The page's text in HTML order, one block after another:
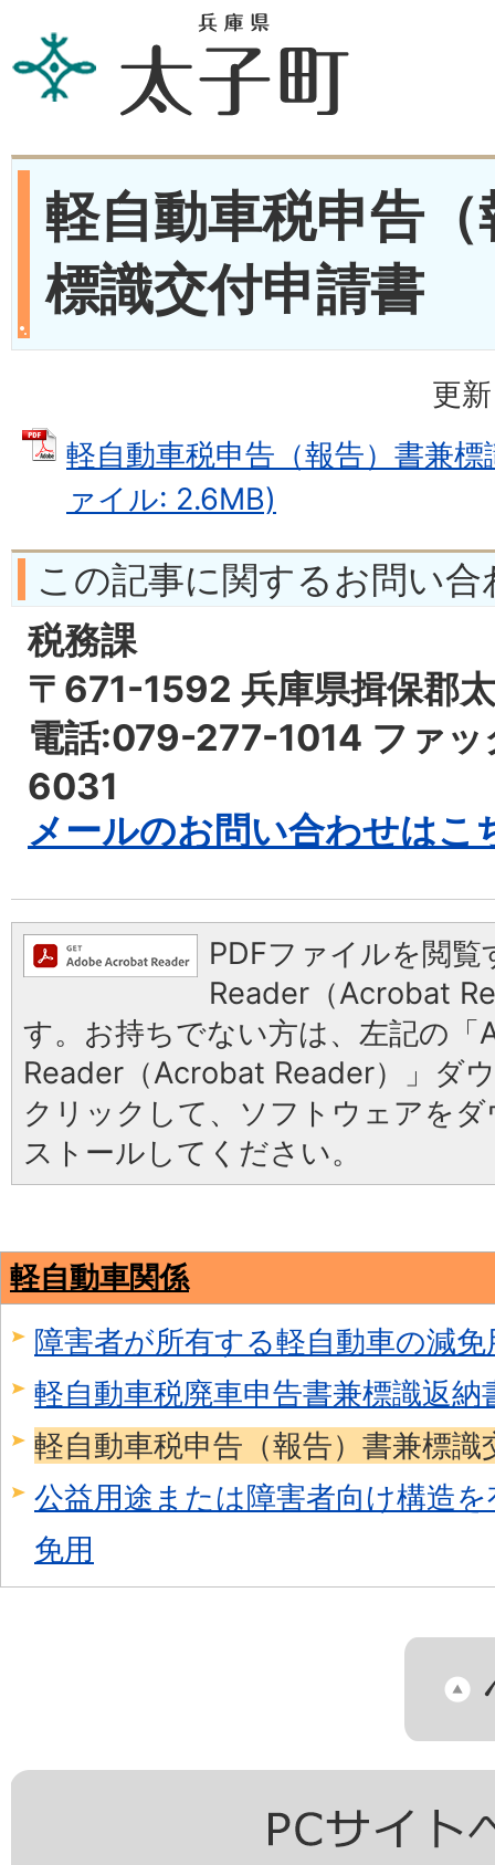
軽自動車税申告
標識交付申請書
更
軽自動車税申告（報告）書兼
ァイル: 2.6MB)
この記事に関するお問い合
税務課
〒671-1592 兵庫県揖保郡
電話:079-277-1014 ファ
6031
メールのお問い合わせはこ
PDFファイルを閲
Reader（Acrobat
す。お持ちでない方は、左記の「
Reader（Acrobat Reader）」ダ
クリックして、ソフトウェアを
ストールしてください。
軽自動車関係
障害者が所有する軽自動車の減免
軽自動車税廃車申告書兼標識返納
軽自動車税申告（報告）書兼標識
公益用途または障害者向け構造
免用